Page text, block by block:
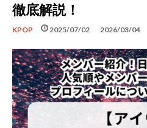
徹底解説！
KPOP schedule 2025/07/02
update 2026/03/04